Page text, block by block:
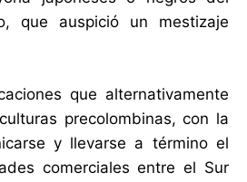
que auspició un mestizaje
que alternativamente
precolombinas, con la
y llevarse a término el
comerciales entre el Sur